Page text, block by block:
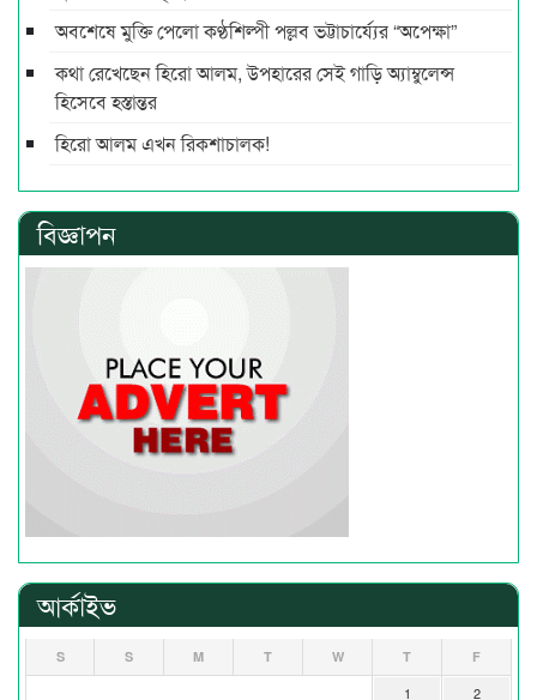
অবশেষে মুক্তি পেলো কণ্ঠশিল্পী পল্লব ভট্টাচার্য্যের “অপেক্ষা”
কথা রেখেছেন হিরো আলম, উপহারের সেই গাড়ি অ্যাম্বুলেন্স
হিসেবে হস্তান্তর
হিরো আলম এখন রিকশাচালক!
বিজ্ঞাপন
আর্কাইভ
S S M T W T F
1
2